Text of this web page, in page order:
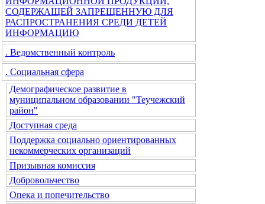
СОДЕРЖАЩЕЙ ЗАПРЕЩЕННУЮ ДЛЯ
РАСПРОСТРАНЕНИЯ СРЕДИ ДЕТЕЙ
ИНФОРМАЦИЮ
. Ведомственный контроль
. Социальная сфера
Демографическое развитие в
муниципальном образовании "Теучежский
район"
Доступная среда
Поддержка социально ориентированных
некоммерческих организаций
Призывная комиссия
Добровольчество
Опека и попечительство